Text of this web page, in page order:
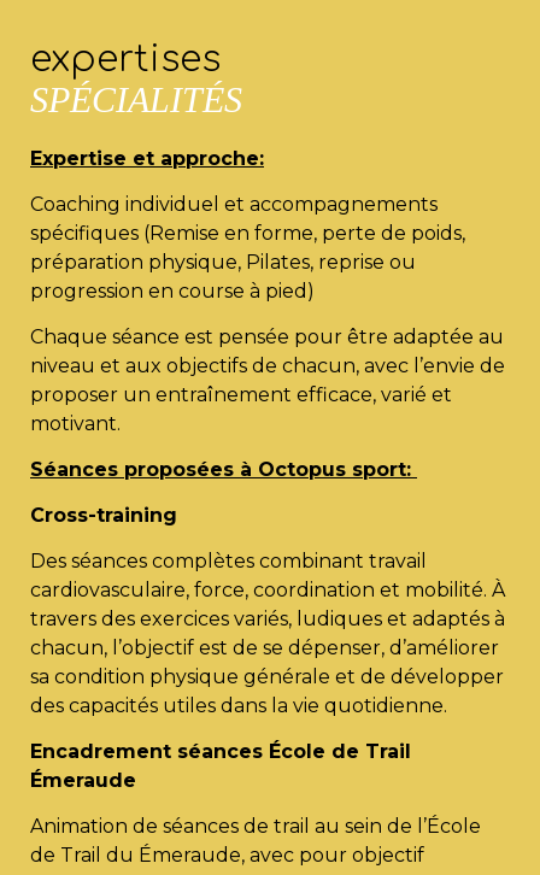
expertises
SPÉCIALITÉS
Expertise et approche:
Coaching individuel et accompagnements
spécifiques (Remise en forme, perte de poids,
préparation physique, Pilates, reprise ou
progression en course à pied)
Chaque séance est pensée pour être adaptée au
niveau et aux objectifs de chacun, avec l’envie de
proposer un entraînement efficace, varié et
motivant.
Séances proposées à Octopus sport:
Cross-training
Des séances complètes combinant travail
cardiovasculaire, force, coordination et mobilité. À
travers des exercices variés, ludiques et adaptés à
chacun, l’objectif est de se dépenser, d’améliorer
sa condition physique générale et de développer
des capacités utiles dans la vie quotidienne.
Encadrement séances École de Trail
Émeraude
Animation de séances de trail au sein de l’École
de Trail du Émeraude, avec pour objectif